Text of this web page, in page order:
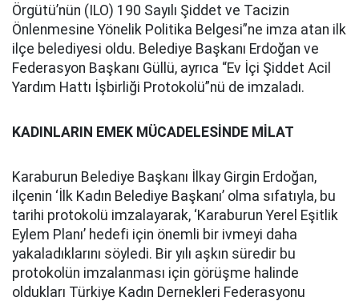
Örgütü’nün (ILO) 190 Sayılı Şiddet ve Tacizin
Önlenmesine Yönelik Politika Belgesi”ne imza atan ilk
ilçe belediyesi oldu. Belediye Başkanı Erdoğan ve
Federasyon Başkanı Güllü, ayrıca “Ev İçi Şiddet Acil
Yardım Hattı İşbirliği Protokolü”nü de imzaladı.
KADINLARIN EMEK MÜCADELESİNDE MİLAT
Karaburun Belediye Başkanı İlkay Girgin Erdoğan,
ilçenin ‘İlk Kadın Belediye Başkanı’ olma sıfatıyla, bu
tarihi protokolü imzalayarak, ‘Karaburun Yerel Eşitlik
Eylem Planı’ hedefi için önemli bir ivmeyi daha
yakaladıklarını söyledi. Bir yılı aşkın süredir bu
protokolün imzalanması için görüşme halinde
oldukları Türkiye Kadın Dernekleri Federasyonu